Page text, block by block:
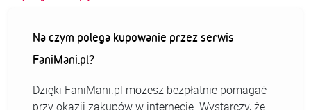
Na czym polega kupowanie przez serwis
FaniMani.pl?
Dzięki FaniMani.pl możesz bezpłatnie pomagać
przy okazji zakupów w internecie. Wystarczy, że